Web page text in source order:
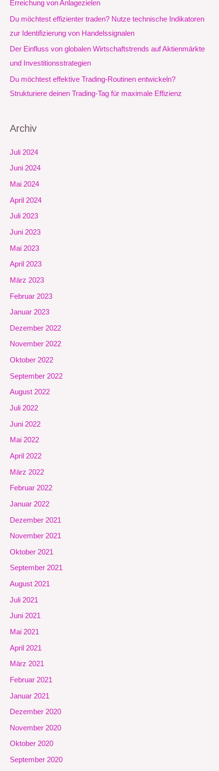
Erreichung von Anlagezielen
Du möchtest effizienter traden? Nutze technische Indikatoren
zur Identifizierung von Handelssignalen
Der Einfluss von globalen Wirtschaftstrends auf Aktienmärkte
und Investitionsstrategien
Du möchtest effektive Trading-Routinen entwickeln?
Strukturiere deinen Trading-Tag für maximale Effizienz
Archiv
Juli 2024
Juni 2024
Mai 2024
April 2024
Juli 2023
Juni 2023
Mai 2023
April 2023
März 2023
Februar 2023
Januar 2023
Dezember 2022
November 2022
Oktober 2022
September 2022
August 2022
Juli 2022
Juni 2022
Mai 2022
April 2022
März 2022
Februar 2022
Januar 2022
Dezember 2021
November 2021
Oktober 2021
September 2021
August 2021
Juli 2021
Juni 2021
Mai 2021
April 2021
März 2021
Februar 2021
Januar 2021
Dezember 2020
November 2020
Oktober 2020
September 2020